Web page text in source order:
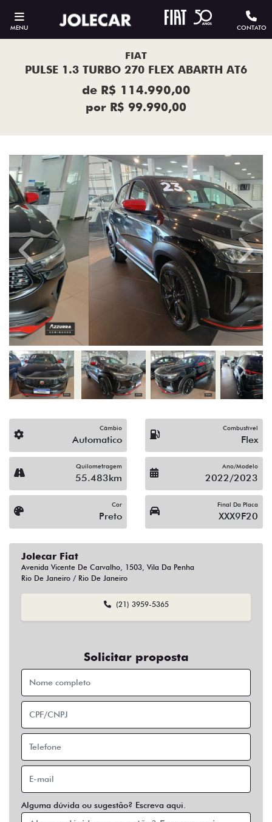
MENU CONTATO
FIAT
PULSE 1.3 TURBO 270 FLEX ABARTH AT6
de R$ 114.990,00
por R$ 99.990,00
Previous Next
Câmbio
Automatico
Combustível
Flex
Quilometragem
55.483km
Ano/Modelo
2022/2023
Cor
Preto
Final Da Placa
XXX9F20
Jolecar Fiat
Avenida Vicente De Carvalho, 1503, Vila Da Penha
Rio De Janeiro / Rio De Janeiro
(21) 3959-5365
Solicitar proposta
Alguma dúvida ou sugestão? Escreva aqui.